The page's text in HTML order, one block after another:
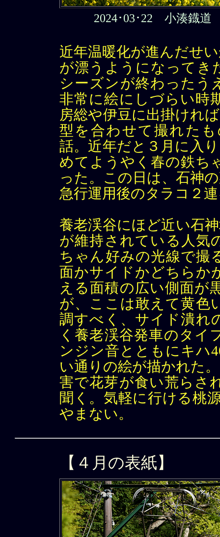
2024･03･22 小湊鐡
近年温暖化が進んだせ
が漂うようになってき
シーズンが終わったう
非常に絵にしづらい時
房総や伊豆に出掛けれ
型を合わせて撮れた
話。近年だと３月に入
めてようやく春の鉄ち
った。この日は、石神
急行運用後のタラコ２
養老渓谷にほど近い石
が維持されている人気
ちゃん好みの光線で撮
面かサイドかどちらか
える面積の広い側面が
が、ここは敢えて黄色
調すべく、サイド潰れ
く養老渓谷発車のタイ
ンジン音とともにキハ
い通りの絵が描かれた
害で花芽が食い荒らさ
聞く。気軽に行ける桃
やまない。
【４月の表紙】